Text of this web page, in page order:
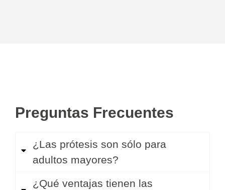
Preguntas Frecuentes
¿Las prótesis son sólo para
adultos mayores?
¿Qué ventajas tienen las